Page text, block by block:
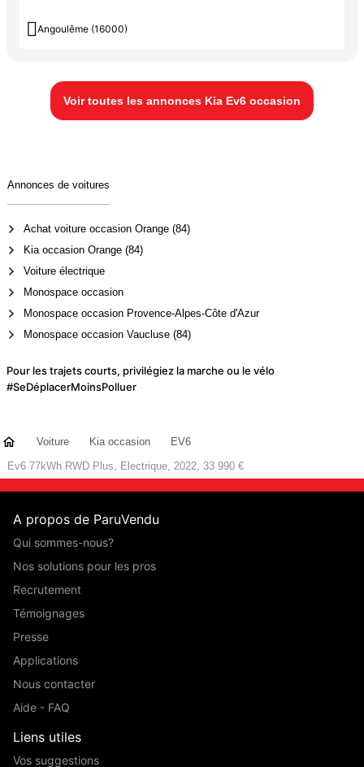
 Angoulême (16000)
Voir toutes les annonces Kia Ev6 occasion
Annonces de voitures
Achat voiture occasion Orange (84)
Kia occasion Orange (84)
Voiture électrique
Monospace occasion
Monospace occasion Provence-Alpes-Côte d'Azur
Monospace occasion Vaucluse (84)
Pour les trajets courts, privilégiez la marche ou le vélo
#SeDéplacerMoinsPolluer
Voiture Kia occasion
EV6
Ev6 77kWh RWD Plus, Electrique, 2022, 33 990 €
A propos de ParuVendu
Qui sommes-nous?
Nos solutions pour les pros
Recrutement
Témoignages
Presse
Applications
Nous contacter
Aide - FAQ
Liens utiles
Vos suggestions